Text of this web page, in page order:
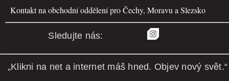
Kontakt na obchodní oddělení pro Čechy, Moravu a Slezsko
Sledujte nás:
„Klikni na net a internet máš hned. Objev nový svět.“